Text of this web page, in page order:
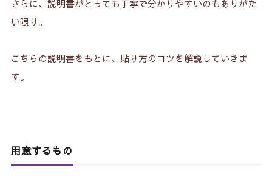
さらに、説明書がとっても丁寧で分かりやすいのもありがた
い限り。
こちらの説明書をもとに、貼り方のコツを解説していきま
す。
用意するもの